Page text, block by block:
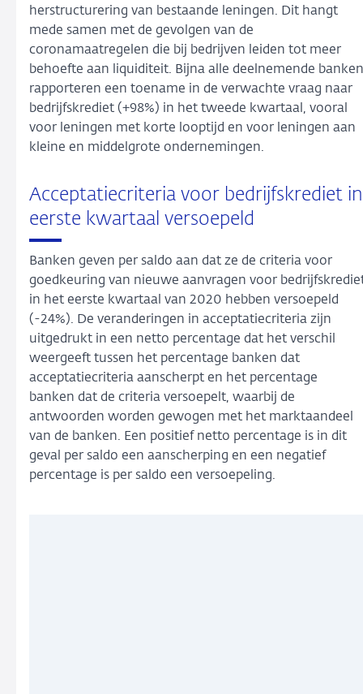
herstructurering van bestaande leningen. Dit hangt
mede samen met de gevolgen van de
coronamaatregelen die bij bedrijven leiden tot meer
behoefte aan liquiditeit. Bijna alle deelnemende banken
rapporteren een toename in de verwachte vraag naar
bedrijfskrediet (+98%) in het tweede kwartaal, vooral
voor leningen met korte looptijd en voor leningen aan
kleine en middelgrote ondernemingen.
Acceptatiecriteria voor bedrijfskrediet in
eerste kwartaal versoepeld
Banken geven per saldo aan dat ze de criteria voor
goedkeuring van nieuwe aanvragen voor
in het eerste kwartaal van 2020 hebben versoepeld
(-24%). De veranderingen in acceptatiecriteria zijn
uitgedrukt in een netto percentage dat het verschil
weergeeft tussen het percentage banken dat
acceptatiecriteria aanscherpt en het percentage
banken dat de criteria versoepelt, waarbij de
antwoorden worden gewogen met het marktaandeel
van de banken. Een positief netto percentage is in dit
geval per saldo een aanscherping en een negatief
percentage is per saldo een versoepeling.